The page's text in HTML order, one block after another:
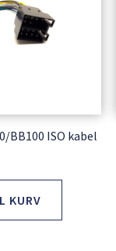
BB100 ISO kabel
KURV